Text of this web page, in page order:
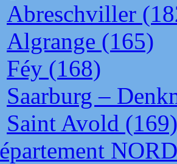
Abreschviller
Algrange (165)
Féy (168)
Saarburg –
Saint Avold (169)
NORD